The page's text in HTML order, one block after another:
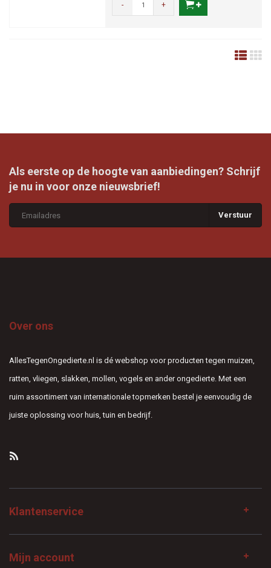
- +
Als eerste op de hoogte van aanbiedingen? Schrijf
je nu in voor onze nieuwsbrief!
Verstuur
Over ons
AllesTegenOngedierte.nl is dé webshop voor producten tegen muizen,
ratten, vliegen, slakken, mollen, vogels en ander ongedierte. Met een
ruim assortiment van internationale topmerken bestel je eenvoudig de
juiste oplossing voor huis, tuin en bedrijf.
Klantenservice
Mijn account